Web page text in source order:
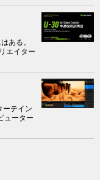
ある。
エイター
ーテイン
ューター